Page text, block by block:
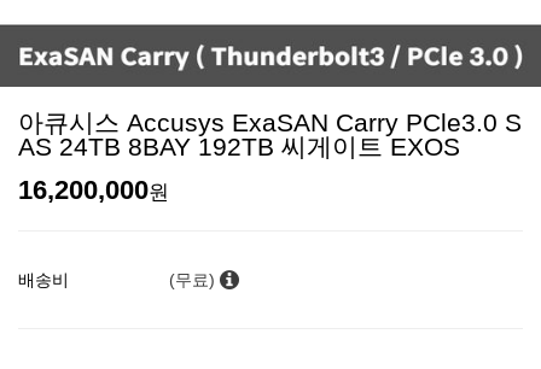
아큐시스 Accusys ExaSAN Carry PCle3.0 S
AS 24TB 8BAY 192TB 씨게이트 EXOS
16,200,000원
배송비 (무료)